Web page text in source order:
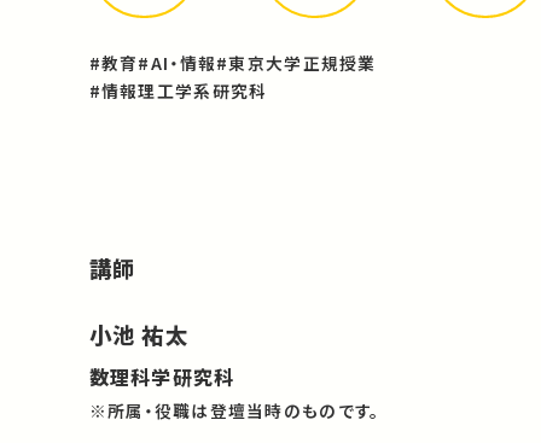
#教育#AI・情報#東京大学正規授業
#情報理工学系研究科
講師
小池 祐太
数理科学研究科
※所属・役職は登壇当時のものです。